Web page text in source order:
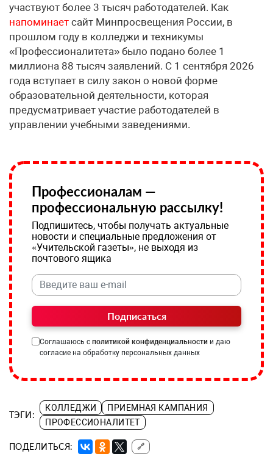
участвуют более 3 тысяч работодателей. Как
напоминает сайт Минпросвещения России, в
прошлом году в колледжи и техникумы
«Профессионалитета» было подано более 1
миллиона 88 тысяч заявлений. С 1 сентября 2026
года вступает в силу закон о новой форме
образовательной деятельности, которая
предусматривает участие работодателей в
управлении учебными заведениями.
Профессионалам —
профессиональную рассылку!
Подпишитесь, чтобы получать актуальные
новости и специальные предложения от
«Учительской газеты», не выходя из
почтового ящика
Подписаться
Соглашаюсь с политикой конфиденциальности и даю
согласие на обработку персональных данных
ТЭГИ:
КОЛЛЕДЖИ
ПРИЕМНАЯ КАМПАНИЯ
ПРОФЕССИОНАЛИТЕТ
ПОДЕЛИТЬСЯ: 🔗